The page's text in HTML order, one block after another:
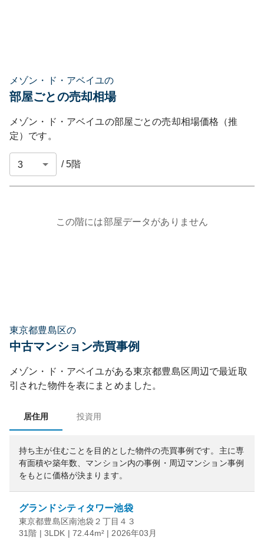
メゾン・ド・アベイユの
部屋ごとの売却相場
メゾン・ド・アベイユの部屋ごとの売却相場価格（推
定）です。
/5階
この階には部屋データがありません
東京都豊島区の
中古マンション売買事例
メゾン・ド・アベイユがある東京都豊島区周辺で最近取
引された物件を表にまとめました。
居住用 投資用
持ち主が住むことを目的とした物件の売買事例です。 主に専
有面積や築年数、マンション内の事例・周辺マンション事例
をもとに価格が決まります。
グランドシティタワー池袋
東京都豊島区南池袋２丁目４３
31階 | 3LDK | 72.44m² | 2026年03月